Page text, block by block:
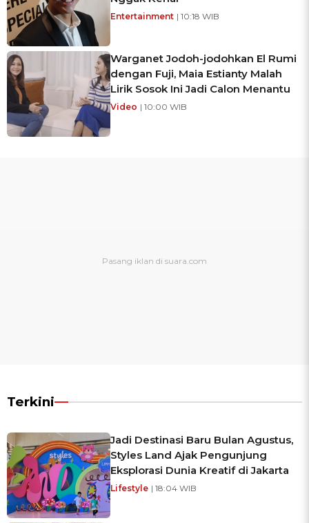
Entertainment | 10:18 WIB
Warganet Jodoh-jodohkan El Rumi
dengan Fuji, Maia Estianty Malah
Lirik Sosok Ini Jadi Calon Menantu
Video | 10:00 WIB
Terkini
Jadi Destinasi Baru Bulan Agustus,
Styles Land Ajak Pengunjung
Eksplorasi Dunia Kreatif di Jakarta
Lifestyle | 18:04 WIB